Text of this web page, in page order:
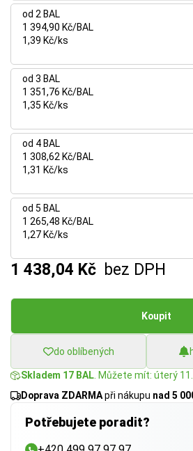
od 2 BAL
1 394,90 Kč/BAL
1,39 Kč/ks
od 3 BAL
1 351,76 Kč/BAL
1,35 Kč/ks
od 4 BAL
1 308,62 Kč/BAL
1,31 Kč/ks
od 5 BAL
1 265,48 Kč/BAL
1,27 Kč/ks
1 438,04 Kč bez DPH
Koupit
do oblíbených
Skladem 17 BAL . Můžete mít: úterý 11.
Doprava ZDARMApři nákupu nad 5
Potřebujete poradit?